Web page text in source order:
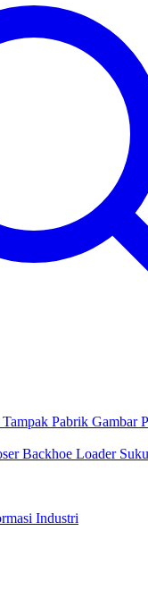
Pabrik Gambar
Backhoe Loader
Industri